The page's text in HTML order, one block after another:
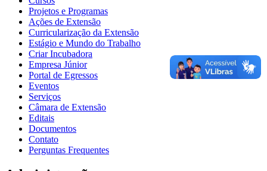
Projetos e Programas
Ações de Extensão
Curricularização da Extensão
Estágio e Mundo do Trabalho
Criar Incubadora
Empresa Júnior
Portal de Egressos
Eventos
Serviços
Câmara de Extensão
Editais
Documentos
Contato
Perguntas Frequentes